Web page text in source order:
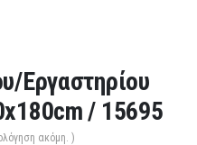
Εργαστηρίου
/ 15695
ακόμη. )